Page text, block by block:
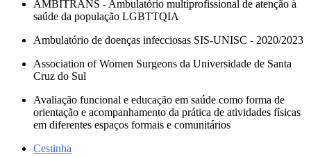
AMBITRANS - Ambulatório multiprofissional de atenção à
saúde da população LGBTTQIA
Ambulatório de doenças infecciosas SIS-UNISC - 2020/2023
Association of Women Surgeons da Universidade de Santa
Cruz do Sul
Avaliação funcional e educação em saúde como forma de
orientação e acompanhamento da prática de atividades físicas
em diferentes espaços formais e comunitários
Cestinha